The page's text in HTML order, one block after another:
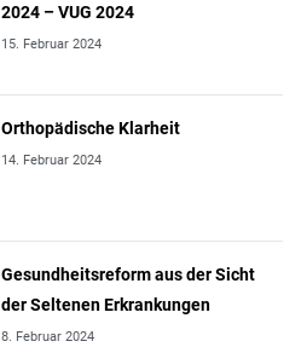
2024 – VUG 2024
15. Februar 2024
Orthopädische Klarheit
14. Februar 2024
Gesundheitsreform aus der Sicht
der Seltenen Erkrankungen
8. Februar 2024